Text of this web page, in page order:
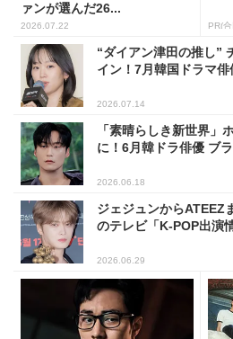
ァンが選んだ26...
2026.07.22 PR(
“ダイアン津田の推し”
イン！7月韓国ドラマ
2026.07.14
「素晴らしき新世界」
に！6月韓ドラ俳優 ブ
2026.06.18
ジェジュンからATEEZ
のテレビ「K-POP出演
2026.06.29